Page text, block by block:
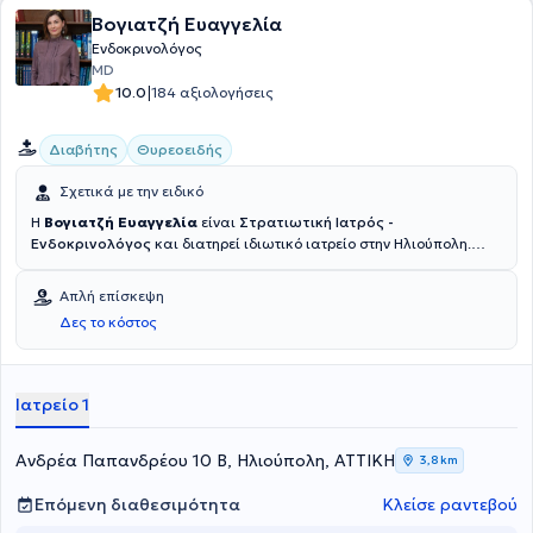
Βογιατζή Ευαγγελία
Ενδοκρινολόγος
MD
10.0|184 αξιολογήσεις
Διαβήτης Θυρεοειδής
Σχετικά με την ειδικό
Η Βογιατζή Ευαγγελία είναι Στρατιωτική Ιατρός -
Ενδοκρινολόγος και διατηρεί ιδιωτικό ιατρείο στην Ηλιούπολη.
Θεσσαλονίκης και της Στρατιωτικής Σχολής Αξιωματικών
Σωμάτων. Διαθέτει πολυετή εμπειρία και έχει διατελέσει
Εσωτερική βοηθός ειδικότητας στο τμήμα Ενδοκρινολογίας -
Διαβήτη - Μεταβολισμού αλλά και στο τμήμα Διαβήτη Κύησης του
Αμαλία Φλέμιγκ.
Απλή επίσκεψη
Δες το κόστος
Ιατρείο 1
Ανδρέα Παπανδρέου 10 Β, Ηλιούπολη, ΑΤΤΙΚΗ 3,8 km
Επόμενη διαθεσιμότητα Κλείσε ραντεβού